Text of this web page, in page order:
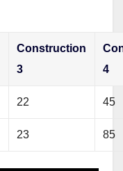
Construction
3
4
22 45
23 85